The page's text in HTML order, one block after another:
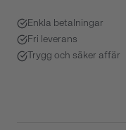
Enkla betalningar
Fri leverans
Trygg och säker affär